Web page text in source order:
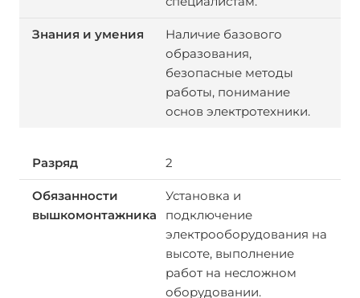
Наличие базового
образования,
безопасные методы
работы, понимание
основ электротехники.
2
Установка и
подключение
электрооборудования на
высоте, выполнение
работ на несложном
оборудовании.